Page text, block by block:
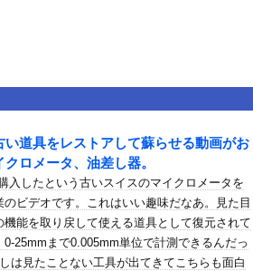
新順130件まで。それ以降の古いものは表
い道具をレストアして蘇らせる動画がお
ロメータ、油差し器。
入したという古いスイスのマイクロメータを
のビデオです。これはいい趣味だなあ。見た目
機能を取り戻して使える道具として復元されて
0-25mmまで0.005mm単位で計測できるんだっ
は見たことない工具が出てきてこちらも面白